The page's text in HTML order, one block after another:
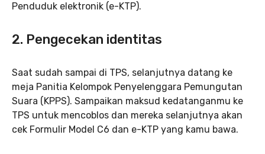
Penduduk elektronik (e-KTP).
2. Pengecekan identitas
Saat sudah sampai di TPS, selanjutnya datang ke
meja Panitia Kelompok Penyelenggara Pemungutan
Suara (KPPS). Sampaikan maksud kedatanganmu ke
TPS untuk mencoblos dan mereka selanjutnya akan
cek Formulir Model C6 dan e-KTP yang kamu bawa.